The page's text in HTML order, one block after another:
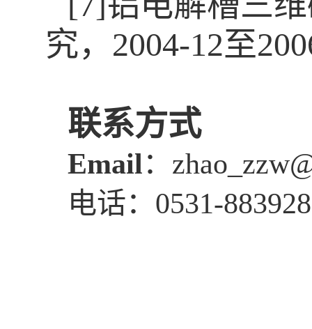
究，2004-12至
联系方式
Email：
电话： 0531-